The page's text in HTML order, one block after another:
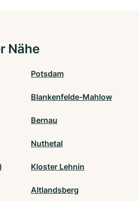
Nähe
Potsdam
Blankenfelde-Mahlow
Bernau
Nuthetal
Kloster Lehnin
Altlandsberg